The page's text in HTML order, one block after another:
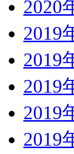
2020
2019
2019
2019
2019
2019